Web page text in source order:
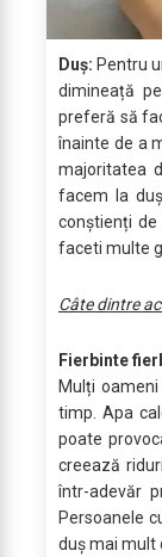
Duș: Pentru
dimineață
preferă să
înainte de a
majoritatea
facem la
conștienți de
faceti multe
Câte dintre
Fierbinte
Mulți
timp. Apa
poate
creează
într-adevăr
Persoanele
duș mai mult